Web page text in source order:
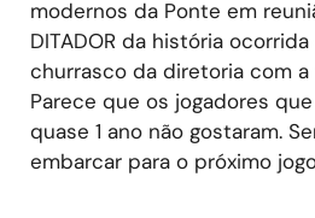
modernos da Ponte em
DITADOR da história
churrasco da diretoria com
Parece que os jogadores
quase 1 ano não gostaram.
embarcar para o próximo